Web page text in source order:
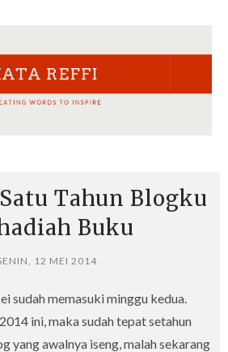
Tahun Blogku
Buku
12 MEI 2014
sudah memasuki minggu kedua.
ini, maka sudah tepat setahun
yang awalnya iseng, malah sekarang